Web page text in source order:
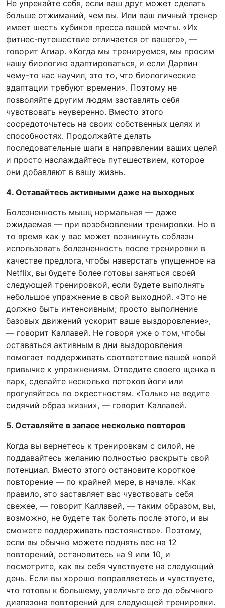
Не упрекайте себя, если ваш друг может сделать
больше отжиманий, чем вы. Или ваш личный тренер
имеет шесть кубиков пресса вашей мечты. «Их
фитнес-путешествие отличается от вашего», —
говорит Агиар. «Когда мы тренируемся, мы просим
нашу биологию адаптироваться, и если Дарвин
чему-то нас научил, это то, что биологические
адаптации требуют времени». Поэтому не
позволяйте другим людям заставлять себя
чувствовать неуверенно. Вместо этого
сосредоточьтесь на своих собственных целях и
способностях. Продолжайте делать
последовательные шаги в направлении ваших целей
и просто наслаждайтесь путешествием, которое
они добавляют в вашу жизнь.
4. Оставайтесь активными даже на выходных
Болезненность мышц нормальная — даже
ожидаемая — при возобновлении тренировки. Но в
то время как у вас может возникнуть соблазн
использовать болезненность после тренировки в
качестве предлога, чтобы наверстать упущенное на
Netflix, вы будете более готовы заняться своей
следующей тренировкой, если будете выполнять
небольшое упражнение в свой выходной. «Это не
должно быть интенсивным; просто выполнение
базовых движений ускорит ваше выздоровление»,
— говорит Каллавей. Не говоря уже о том, чтобы
оставаться активным в дни выздоровления
помогает поддерживать соответствие вашей новой
привычке к упражнениям. Отведите своего щенка в
парк, сделайте несколько потоков йоги или
прогуляйтесь по окрестностям. «Только не ведите
сидячий образ жизни», — говорит Каллавей.
5. Оставляйте в запасе несколько повторов
Когда вы вернетесь к тренировкам с силой, не
поддавайтесь желанию полностью раскрыть свой
потенциал. Вместо этого остановите короткое
повторение — по крайней мере, в начале. «Как
правило, это заставляет вас чувствовать себя
свежее, — говорит Каллавей, — таким образом, вы,
возможно, не будете так болеть после этого, и вы
сможете поддерживать постоянство». Поэтому,
если вы обычно можете поднять вес на 12
повторений, остановитесь на 9 или 10, и
посмотрите, как вы себя чувствуете на следующий
день. Если вы хорошо поправляетесь и чувствуете,
что готовы к большему, увеличьте его до обычного
диапазона повторений для следующей тренировки.